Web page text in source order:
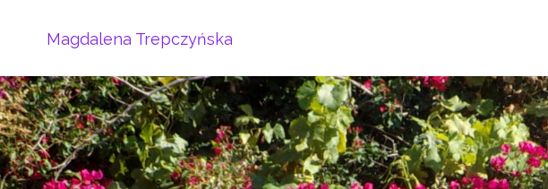
Magdalena Trepczyńska